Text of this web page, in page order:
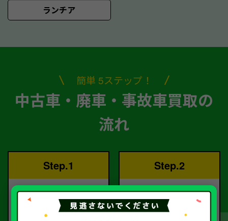
ランチア
簡単 5ステップ！
中古車・廃車・事故車買取の
流れ
Step.1 Step.2